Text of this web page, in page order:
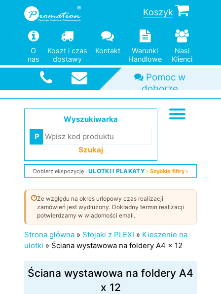
O
nas
Koszt i czas
dostawy
Kontakt
Warunki
Handlowe
Nasi
Klienci
Koszyk
Szybka
wysyłka
Wyszukiwarka
Szukaj
Dobierz ekspozycję ULOTKI I PLAKATY Szybkie filtry ›
Ze względu na okres urlopowy czas realizacji
zamówień jest wydłużony. Dokładny termin realizacji
potwierdzamy w wiadomości email.
Strona główna » Stojaki z PLEXI » Kieszenie na
ulotki » Ściana wystawowa na foldery A4 x 12
Ściana wystawowa na foldery A4
x 12